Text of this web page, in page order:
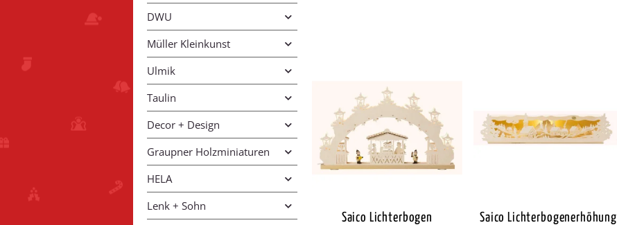
Saico Lichterbogen
Saico Lichterbogenerhöhung
DWU
Müller Kleinkunst
Ulmik
Taulin
Decor + Design
Graupner Holzminiaturen
HELA
Lenk + Sohn